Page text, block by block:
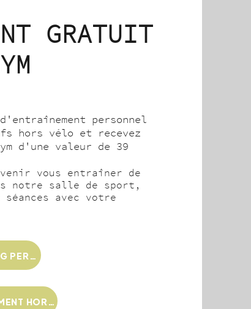
GRATUIT
personnel
hors vélo et recevez
d'une valeur de 39
vous entraîner de
notre salle de sport,
séances avec votre
DÉCOUVREZ LE COACHING PERSONNEL
DÉCOUVREZ L'ENTRAÎNEMENT HORS VÉLO